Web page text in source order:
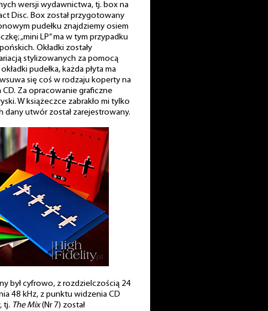
wersji wydawnictwa, tj. box na
Disc. Box został przygotowany
pudełku znajdziemy osiem
„mini LP” ma w tym przypadku
Okładki zostały
stylizowanych za pomocą
pudełka, każda płyta ma
się coś w rodzaju koperty na
CD. Za opracowanie graficzne
W książeczce zabrakło mi tylko
dany utwór został zarejestrowany.
był cyfrowo, z rozdzielczością 24
48 kHz, z punktu widzenia CD
tj. The Mix(Nr 7) został